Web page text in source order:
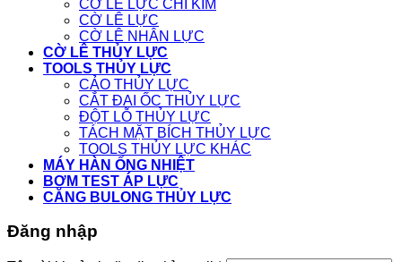
CỜ LÊ LỰC CHỈ KIM
CỜ LÊ LỰC
CỜ LÊ NHÂN LỰC
CỜ LÊ THỦY LỰC
TOOLS THỦY LỰC
CẢO THỦY LỰC
CẮT ĐAI ỐC THỦY LỰC
ĐỘT LỖ THỦY LỰC
TÁCH MẶT BÍCH THỦY LỰC
TOOLS THỦY LỰC KHÁC
MÁY HÀN ỐNG NHIỆT
BƠM TEST ÁP LỰC
CĂNG BULONG THỦY LỰC
Đăng nhập